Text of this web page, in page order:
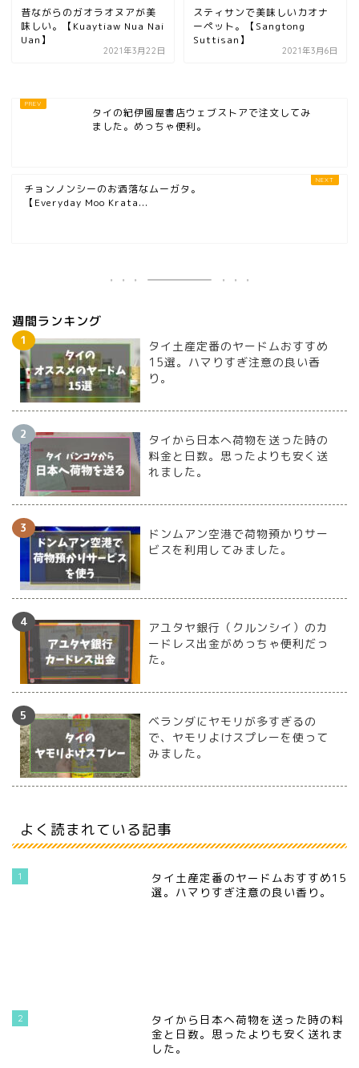
昔ながらのガオラオヌアが美
味しい。【Kuaytiaw Nua Nai
Uan】
2021年3月22日
スティサンで美味しいカオナ
ーペット。【Sangtong
Suttisan】
2021年3月6日
タイの紀伊國屋書店ウェブストアで注文してみ
ました。めっちゃ便利。
チョンノンシーのお洒落なムーガタ。
【Everyday Moo Krata...
週間ランキング
タイ土産定番のヤードムおすすめ
15選。ハマりすぎ注意の良い香
り。
タイから日本へ荷物を送った時の
料金と日数。思ったよりも安く送
れました。
ドンムアン空港で荷物預かりサー
ビスを利用してみました。
アユタヤ銀行（クルンシイ）のカ
ードレス出金がめっちゃ便利だっ
た。
ベランダにヤモリが多すぎるの
で、ヤモリよけスプレーを使って
みました。
よく読まれている記事
1
タイ土産定番のヤードムおすすめ15
選。ハマりすぎ注意の良い香り。
2
タイから日本へ荷物を送った時の料
金と日数。思ったよりも安く送れま
した。